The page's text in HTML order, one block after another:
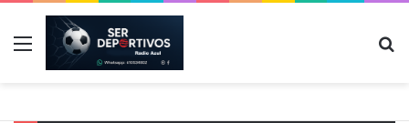
Menú